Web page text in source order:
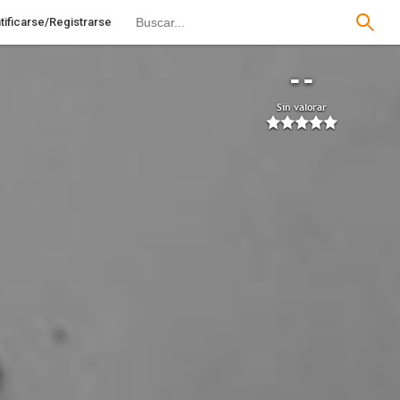
Registrarse
--
Sin valorar